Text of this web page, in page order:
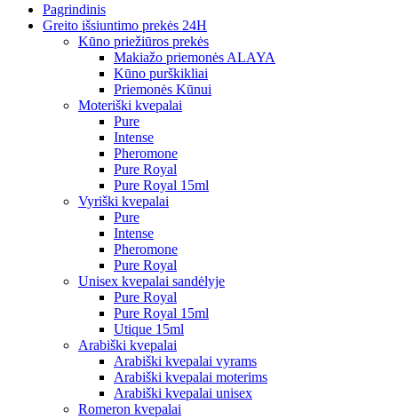
Pagrindinis
Greito išsiuntimo prekės 24H
Kūno priežiūros prekės
Makiažo priemonės ALAYA
Kūno purškikliai
Priemonės Kūnui
Moteriški kvepalai
Pure
Intense
Pheromone
Pure Royal
Pure Royal 15ml
Vyriški kvepalai
Pure
Intense
Pheromone
Pure Royal
Unisex kvepalai sandėlyje
Pure Royal
Pure Royal 15ml
Utique 15ml
Arabiški kvepalai
Arabiški kvepalai vyrams
Arabiški kvepalai moterims
Arabiški kvepalai unisex
Romeron kvepalai